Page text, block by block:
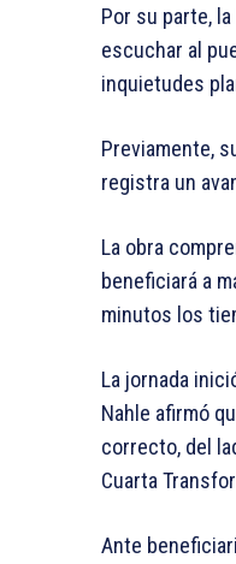
Por su parte,
escuchar al
inquietudes
Previamente,
registra un
La obra
beneficiará a
minutos los
La jornada
Nahle afirmó
correcto, del
Cuarta
Ante